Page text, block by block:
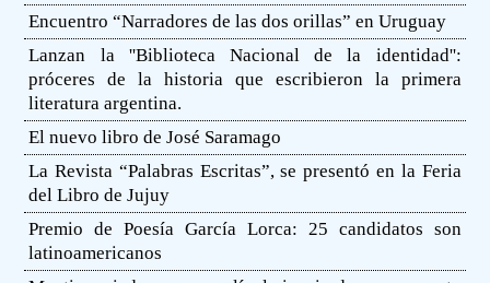
Encuentro “Narradores de las dos orillas” en Uruguay
Lanzan la ''Biblioteca Nacional de la identidad'':
próceres de la historia que escribieron la primera
literatura argentina.
El nuevo libro de José Saramago
La Revista “Palabras Escritas”, se presentó en la Feria
del Libro de Jujuy
Premio de Poesía García Lorca: 25 candidatos son
latinoamericanos